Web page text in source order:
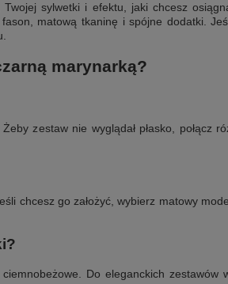
sylwetki i efektu, jaki chcesz
matową tkaninę i spójne dodatki.
marynarką?
zestaw nie wyglądał płasko, połącz
chcesz go założyć, wybierz matowy
Do eleganckich zestawów